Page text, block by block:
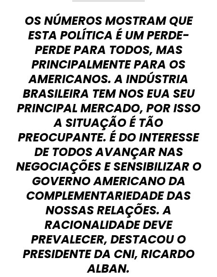
OS NÚMEROS MOSTRAM QUE
ESTA POLÍTICA É UM PERDE-
PERDE PARA TODOS, MAS
PRINCIPALMENTE PARA OS
AMERICANOS. A INDÚSTRIA
BRASILEIRA TEM NOS EUA SEU
PRINCIPAL MERCADO, POR ISSO
A SITUAÇÃO É TÃO
PREOCUPANTE. É DO INTERESSE
DE TODOS AVANÇAR NAS
NEGOCIAÇÕES E SENSIBILIZAR O
GOVERNO AMERICANO DA
COMPLEMENTARIEDADE DAS
NOSSAS RELAÇÕES. A
RACIONALIDADE DEVE
PREVALECER, DESTACOU O
PRESIDENTE DA CNI, RICARDO
ALBAN.